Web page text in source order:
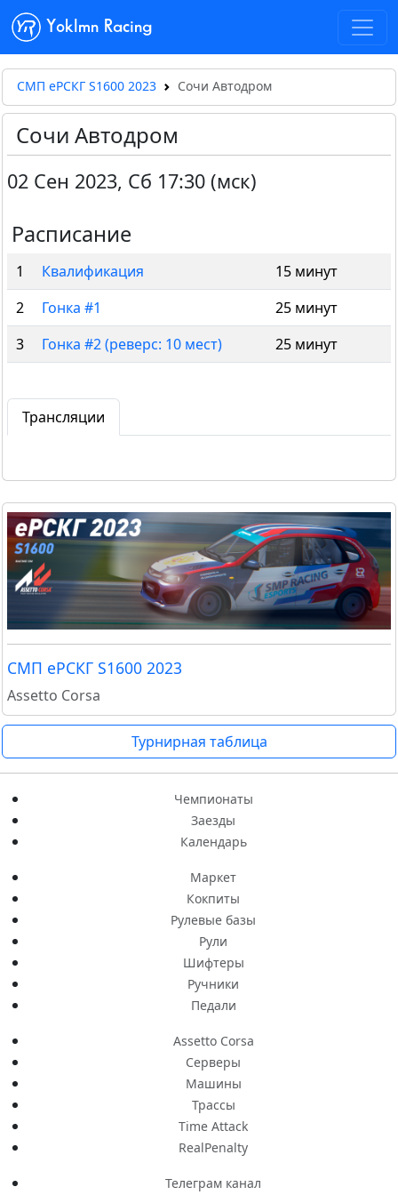
Yoklmn Racing
СМП еРСКГ S1600 2023 Сочи Автодром
Сочи Автодром
02 Сен 2023, Сб 17:30 (мск)
Расписание
1 Квалификация
15 минут
2
Гонка #1
25 минут
3
Гонка #2 (реверс: 10 мест) 25 минут
Трансляции
СМП еРСКГ S1600 2023
Assetto Corsa
Турнирная таблица
Чемпионаты
Заезды
Календарь
Маркет
Кокпиты
Рулевые базы
Рули
Шифтеры
Ручники
Педали
Assetto Corsa
Серверы
Машины
Трассы
Time Attack
RealPenalty
Телеграм канал